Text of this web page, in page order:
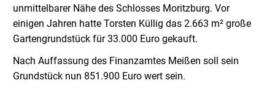
unmittelbarer Nähe des Schlosses Moritzburg. Vor
einigen Jahren hatte Torsten Küllig das 2.663 m² große
Gartengrundstück für 33.000 Euro gekauft.
Nach Auffassung des Finanzamtes Meißen soll sein
Grundstück nun 851.900 Euro wert sein.